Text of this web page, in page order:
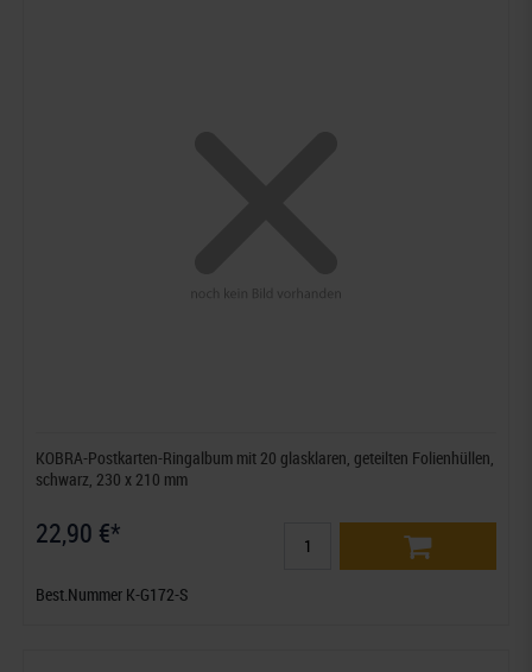
KOBRA-Postkarten-Ringalbum mit 20 glasklaren, geteilten Folienhüllen,
schwarz, 230 x 210 mm
22,90 €*
Best.Nummer K-G172-S